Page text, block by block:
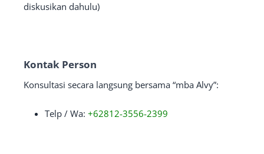
diskusikan dahulu)
Kontak Person
Konsultasi secara langsung bersama “mba Alvy”:
Telp / Wa: +62812-3556-2399